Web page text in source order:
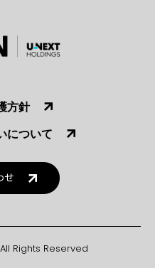
方針
について
せ
All Rights Reserved